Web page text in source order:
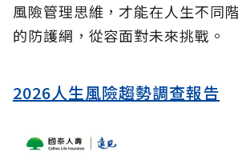
風險管理思維，才能在人生不同
的防護網，從容面對未來挑戰。
2026人生風險趨勢調查報告